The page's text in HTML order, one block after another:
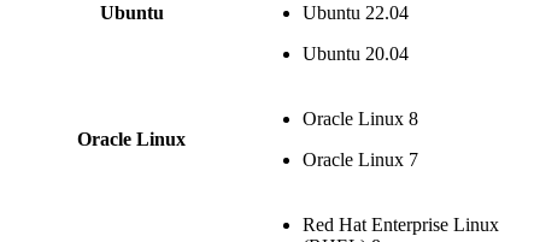
Ubuntu
Ubuntu 22.04
Ubuntu 20.04
Oracle Linux
Oracle Linux 8
Oracle Linux 7
Red Hat Enterprise Linux